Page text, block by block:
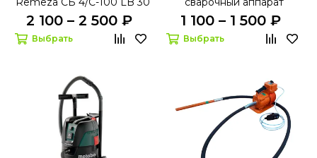
A
2 100 – 2 500 ₽
Выбрать
Ресанта САИ-220
1 100 – 1 500 ₽
Выбрать